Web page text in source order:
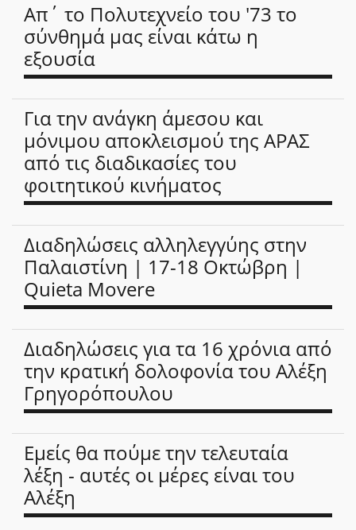
Απ΄ το Πολυτεχνείο του '73 το
σύνθημά μας είναι κάτω η
εξουσία
Για την ανάγκη άμεσου και
μόνιμου αποκλεισμού της ΑΡΑΣ
από τις διαδικασίες του
φοιτητικού κινήματος
Διαδηλώσεις αλληλεγγύης στην
Παλαιστίνη | 17-18 Οκτώβρη |
Quieta Movere
Διαδηλώσεις για τα 16 χρόνια από
την κρατική δολοφονία του Αλέξη
Γρηγορόπουλου
Εμείς θα πούμε την τελευταία
λέξη - αυτές οι μέρες είναι του
Αλέξη